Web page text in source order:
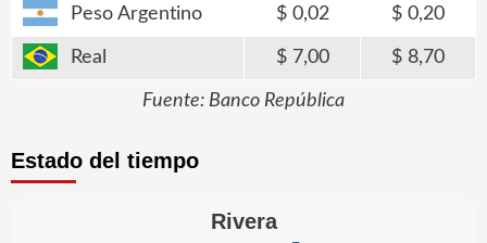
Peso Argentino 0,02 0,20
Real 7,00 8,70
Fuente: Banco República
Estado del tiempo
Rivera